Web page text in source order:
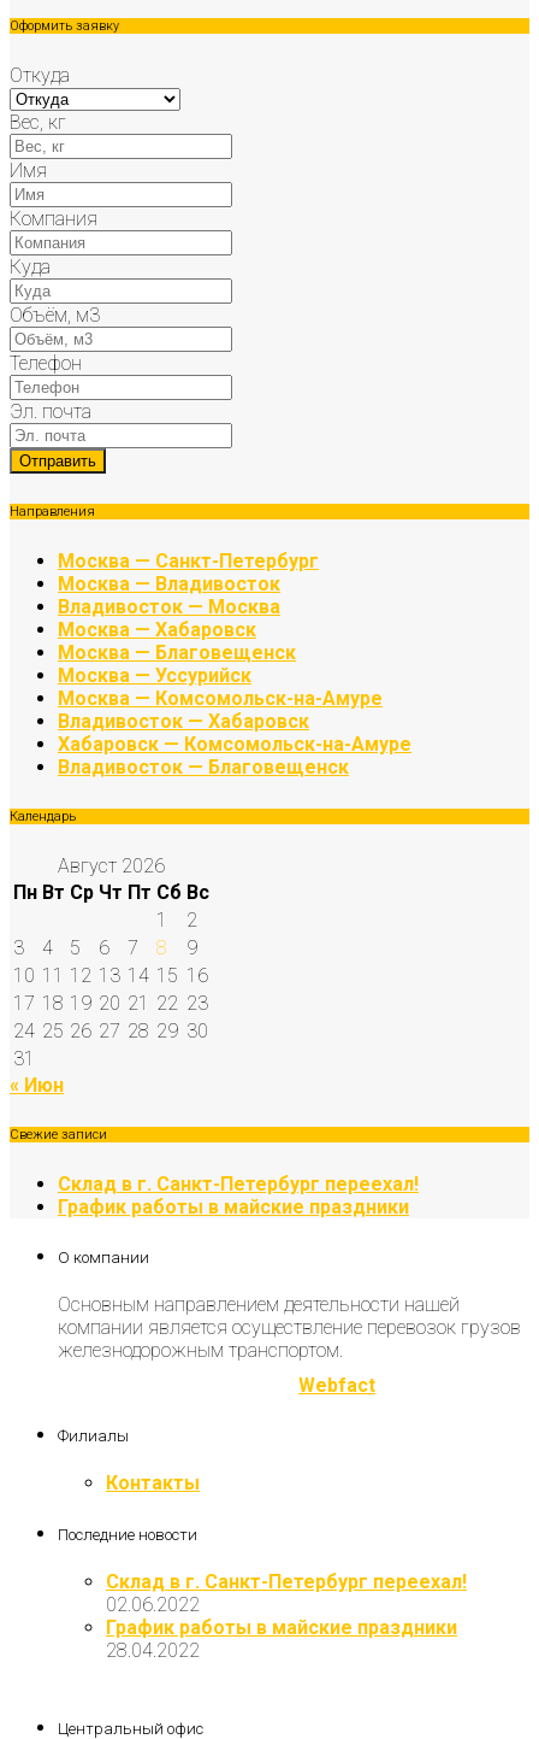
Оформить заявку
Откуда
Вес, кг
Имя
Компания
Куда
Объём, м3
Телефон
Эл. почта
Направления
Москва — Санкт-Петербург
Москва — Владивосток
Владивосток — Москва
Москва — Хабаровск
Москва — Благовещенск
Москва — Уссурийск
Москва — Комсомольск-на-Амуре
Владивосток — Хабаровск
Хабаровск — Комсомольск-на-Амуре
Владивосток — Благовещенск
Календарь
Август 2026
Пн Вт Ср Чт Пт Сб Вс
1
2
3
4 5 6 7 8
9
10 11 12 13 14 15 16
17 18 19 20 21 22 23
24 25 26 27 28 29 30
31
« Июн
Свежие записи
Склад в г. Санкт-Петербург переехал!
График работы в майские праздники
О компании
Основным направлением деятельности нашей
компании является осуществление перевозок грузов
железнодорожным транспортом.
Webfact
Филиалы
Контакты
Последние новости
Склад в г. Санкт-Петербург переехал!
02.06.2022
График работы в майские праздники
28.04.2022
Центральный офис